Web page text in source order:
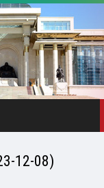
12-08)